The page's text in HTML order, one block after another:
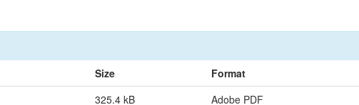
Size
Format
325.4 kB Adobe PDF